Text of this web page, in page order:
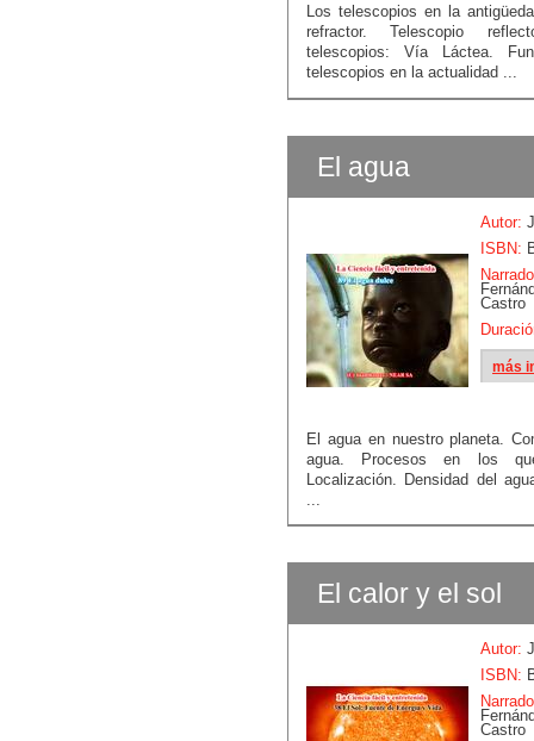
Los telescopios en la
refractor. Telescopio
telescopios: Vía Láctea.
telescopios en la actualidad ...
El agua
Autor:
ISBN:
Castro
más
El agua en nuestro planeta.
agua. Procesos en los
Localización. Densidad del
El calor y el sol
Autor:
ISBN:
Castro